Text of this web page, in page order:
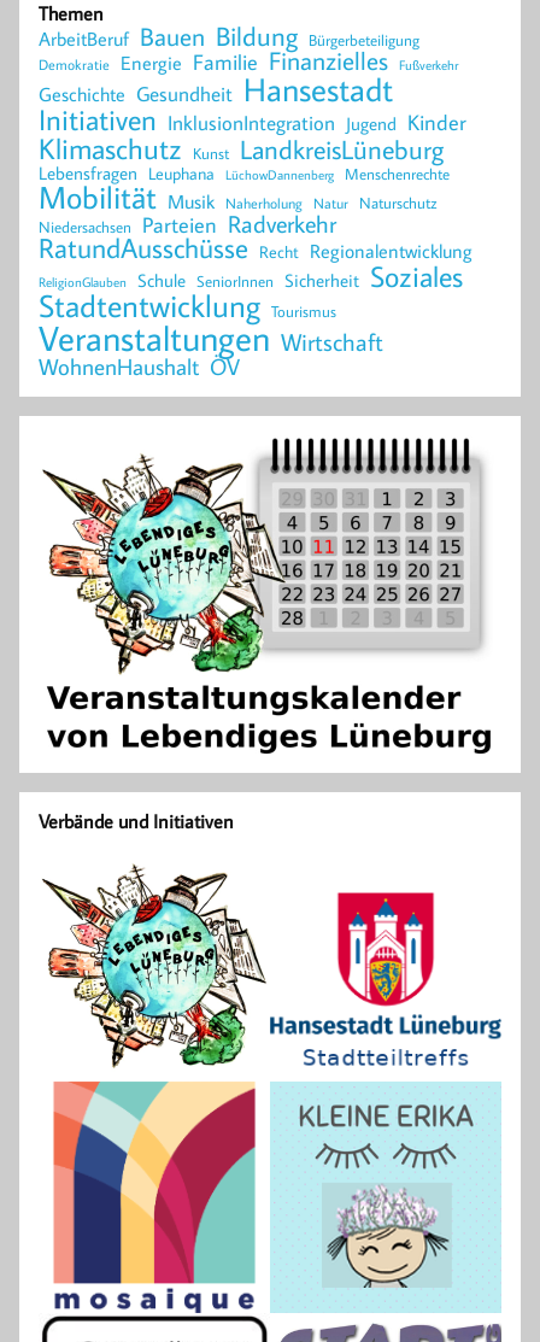
Themen
ArbeitBeruf Bauen Bildung Bürgerbeteiligung
Demokratie Energie Familie Finanzielles Fußverkehr
Geschichte Gesundheit Hansestadt
Initiativen InklusionIntegration Jugend Kinder
Klimaschutz Kunst LandkreisLüneburg
Lebensfragen Leuphana LüchowDannenberg Menschenrechte
Mobilität Musik Naherholung Natur Naturschutz
Niedersachsen Parteien Radverkehr
RatundAusschüsse Recht Regionalentwicklung
ReligionGlauben Schule SeniorInnen Sicherheit Soziales
Stadtentwicklung Tourismus
Veranstaltungen Wirtschaft
WohnenHaushalt ÖV
Verbände und Initiativen